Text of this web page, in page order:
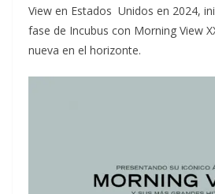
View en Estados Unidos en 2024,
fase de Incubus con Morning View
nueva en el horizonte.